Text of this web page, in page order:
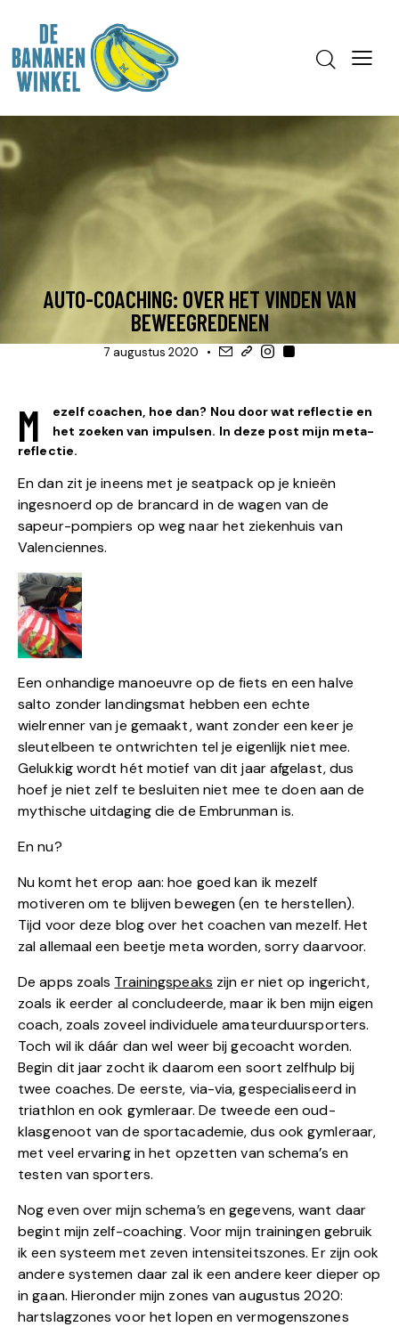
AUTO-COACHING: OVER HET VINDEN VAN
BEWEEGREDENEN
7 augustus 2020
M
ezelf coachen, hoe dan? Nou door wat reflectie en
het zoeken van impulsen. In deze post mijn meta-
reflectie.
En dan zit je ineens met je seatpack op je knieën
ingesnoerd op de brancard in de wagen van de
sapeur-pompiers op weg naar het ziekenhuis van
Valenciennes.
Een onhandige manoeuvre op de fiets en een halve
salto zonder landingsmat hebben een echte
wielrenner van je gemaakt, want zonder een keer je
sleutelbeen te ontwrichten tel je eigenlijk niet mee.
Gelukkig wordt hét motief van dit jaar afgelast, dus
hoef je niet zelf te besluiten niet mee te doen aan de
mythische uitdaging die de Embrunman is.
En nu?
Nu komt het erop aan: hoe goed kan ik mezelf
motiveren om te blijven bewegen (en te herstellen).
Tijd voor deze blog over het coachen van mezelf. Het
zal allemaal een beetje meta worden, sorry daarvoor.
De apps zoals Trainingspeaks zijn er niet op ingericht,
zoals ik eerder al concludeerde, maar ik ben mijn eigen
coach, zoals zoveel individuele amateurduursporters.
Toch wil ik dáár dan wel weer bij gecoacht worden.
Begin dit jaar zocht ik daarom een soort zelfhulp bij
twee coaches. De eerste, via-via, gespecialiseerd in
triathlon en ook gymleraar. De tweede een oud-
klasgenoot van de sportacademie, dus ook gymleraar,
met veel ervaring in het opzetten van schema’s en
testen van sporters.
Nog even over mijn schema’s en gegevens, want daar
begint mijn zelf-coaching. Voor mijn trainingen gebruik
ik een systeem met zeven intensiteitszones. Er zijn ook
andere systemen daar zal ik een andere keer dieper op
in gaan. Hieronder mijn zones van augustus 2020:
hartslagzones voor het lopen en vermogenszones